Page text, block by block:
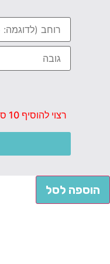
רצוי להוסיף 10 ס"מ לגובה ולרוחב !
הוספה לסל